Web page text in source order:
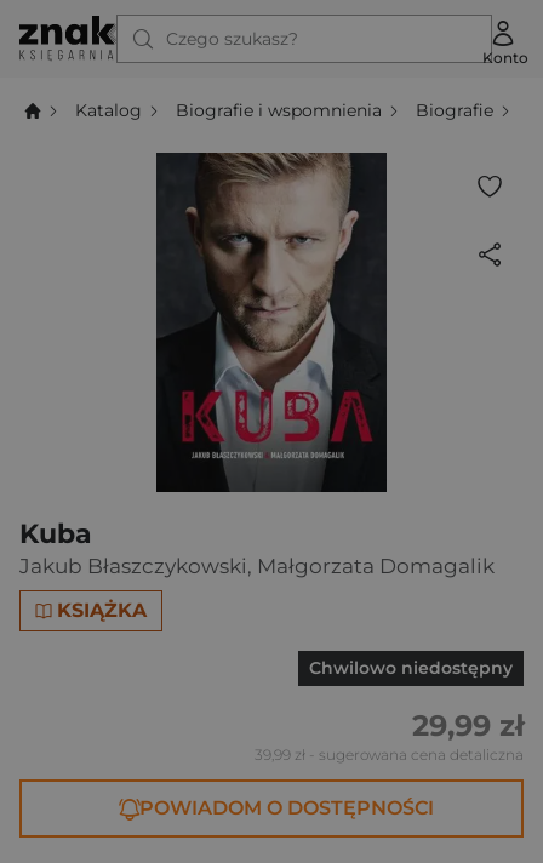
Czego szukasz?
Konto
Katalog Biografie i wspomnienia Biografie
Kuba
Jakub Błaszczykowski, Małgorzata Domagalik
KSIĄŻKA
Chwilowo niedostępny
29,99 zł
39,99 zł - sugerowana cena detaliczna
POWIADOM O DOSTĘPNOŚCI